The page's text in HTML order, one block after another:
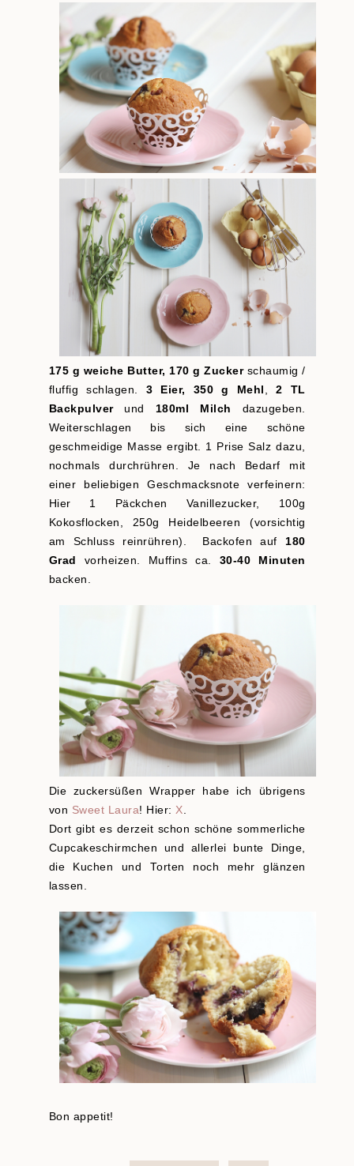
175 g weiche Butter, 170 g Zuckerschaumig /
fluffig schlagen. 3 Eier, 350 g Mehl , 2 TL
Backpulverund 180ml Milch
dazugeben.
Weiterschlagen bis sich eine schöne
geschmeidige Masse ergibt. 1 Prise Salz dazu,
nochmals durchrühren. Je nach Bedarf mit
einer beliebigen Geschmacksnote verfeinern:
Hier 1 Päckchen Vanillezucker, 100g
Kokosflocken, 250g Heidelbeeren (vorsichtig
am Schluss reinrühren). Backofen auf 180
Grad
vorheizen. Muffins ca. 30-40 Minuten
backen.
Die zuckersüßen Wrapper habe ich übrigens
von Sweet Laura! Hier: X.
Dort gibt es derzeit schon schöne sommerliche
Cupcakeschirmchen und allerlei bunte Dinge,
die Kuchen und Torten noch mehr glänzen
lassen.
Bon appetit!